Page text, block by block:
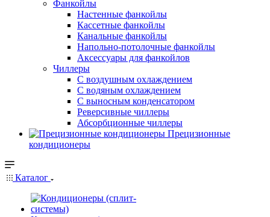
Фанкойлы
Настенные фанкойлы
Кассетные фанкойлы
Канальные фанкойлы
Напольно-потолочные фанкойлы
Аксессуары для фанкойлов
Чиллеры
С воздушным охлаждением
С водяным охлаждением
С выносным конденсатором
Реверсивные чиллеры
Абсорбционные чиллеры
Прецизионные
кондиционеры
Каталог